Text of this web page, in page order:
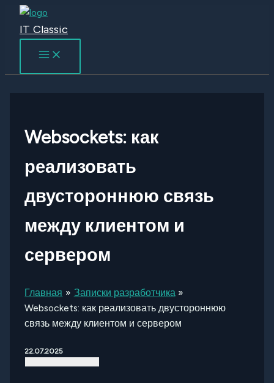
Перейти
содержимому
IT Classic
Websockets: как
реализовать
двустороннюю связь
между клиентом и
сервером
Главная
Записки разработчика
Websockets: как реализовать двустороннюю
связь между клиентом и сервером
22.07.2025